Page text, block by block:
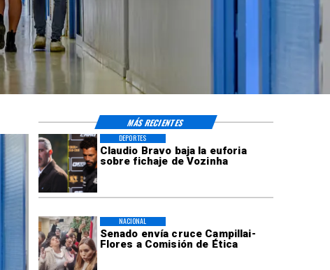
Claudio Bravo baja la euforia
sobre fichaje de Vozinha
DEPORTES
Senado envía cruce Campillai-
Flores a Comisión de Ética
NACIONAL
MÁS RECIENTES